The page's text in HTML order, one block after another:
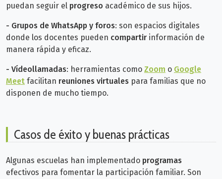
puedan seguir el progreso académico de sus hijos.
- Grupos de WhatsApp y foros: son espacios digitales
donde los docentes pueden compartir información de
manera rápida y eficaz.
- Vídeollamadas: herramientas como Zoom o Google
Meet facilitan reuniones virtuales para familias que no
disponen de mucho tiempo.
Casos de éxito y buenas prácticas
Algunas escuelas han implementado programas
efectivos para fomentar la participación familiar. Son